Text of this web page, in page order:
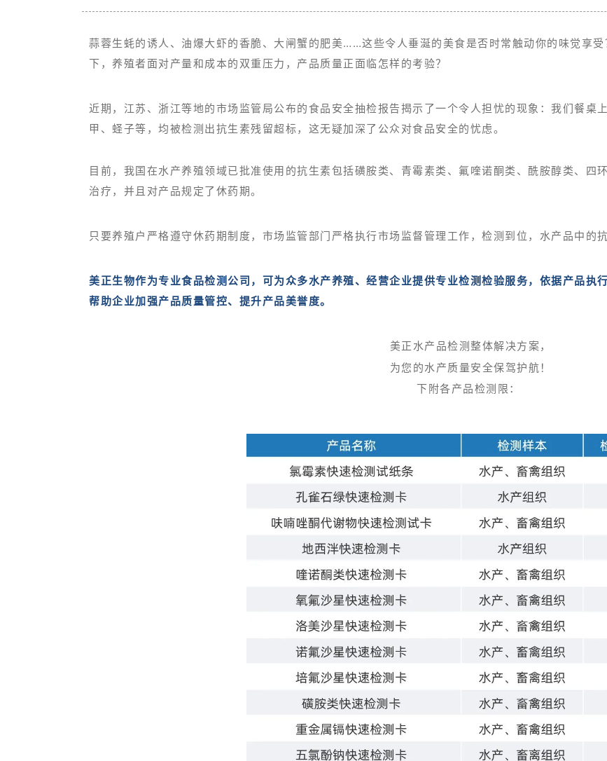
蒜蓉生蚝的诱人、油爆大虾的香脆、大闸蟹的肥美……这些令人垂涎的美食是否时常触动你的味觉享
下，养殖者面对产量和成本的双重压力，产品质量正面临怎样的考验？
近期，江苏、浙江等地的市场监管局公布的食品安全抽检报告揭示了一个令人担忧的现象：我们餐桌
甲、蛏子等，均被检测出抗生素残留超标，这无疑加深了公众对食品安全的忧虑。
目前，我国在水产养殖领域已批准使用的抗生素包括磺胺类、青霉素类、氟喹诺酮类、酰胺醇类、四
治疗，并且对产品规定了休药期。
只要养殖户严格遵守休药期制度，市场监管部门严格执行市场监督管理工作，检测到位，水产品中的
美正生物作为专业食品检测公司，可为众多水产养殖、经营企业提供专业检测检验服务，依据产品执
帮助企业加强产品质量管控、提升产品美誉度。
美正水产品检测整体解决方案，
为您的水产质量安全保驾护航！
下附各产品检测限：